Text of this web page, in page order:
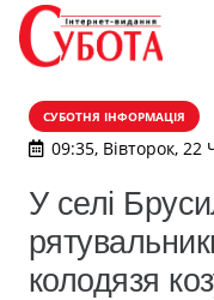
СУБОТНЯ ІНФОРМАЦІЯ
09:35, Вівторок, 22
У селі
колодязя